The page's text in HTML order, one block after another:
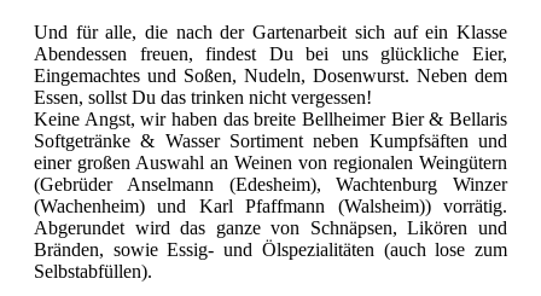
Und für alle, die nach der Gartenarbeit sich auf ein Klasse
Abendessen freuen, findest Du bei uns glückliche Eier,
Eingemachtes und Soßen, Nudeln, Dosenwurst. Neben dem
Essen, sollst Du das trinken nicht vergessen!
Keine Angst, wir haben das breite Bellheimer Bier & Bellaris
Softgetränke & Wasser Sortiment neben Kumpfsäften und
einer großen Auswahl an Weinen von regionalen Weingütern
(Gebrüder Anselmann (Edesheim), Wachtenburg Winzer
(Wachenheim) und Karl Pfaffmann (Walsheim)) vorrätig.
Abgerundet wird das ganze von Schnäpsen, Likören und
Bränden, sowie Essig- und Ölspezialitäten (auch lose zum
Selbstabfüllen).